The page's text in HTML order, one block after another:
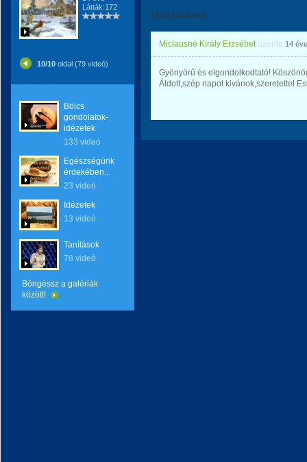
Látták:172
10/10 oldal (79 videó)
Bölcs
gondolatok-
idézetek
133 videó
Egészségünk
érdekében...
23 videó
Idézetek
13 videó
Tanítások
78 videó
Böngéssz a galériák
között!
Hozzászólások
Miclausné Király Erzsébetüzente 14 éve
Gyönyörű és elgondolkodtató!
Áldott,szép napot kivánok,szeretettel